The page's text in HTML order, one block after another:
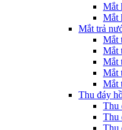
Mắt
Mắt
Mắt trả
Mắt
Mắt
Mắt
Mắt
Mắt
Thu đáy
Thu
Thu
Thu